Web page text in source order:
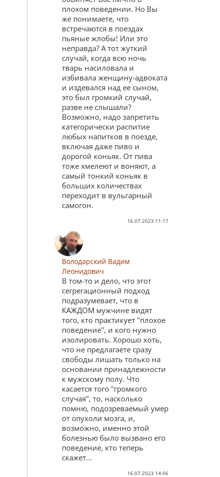
плохом поведении. Но Вы
же понимаете, что
встречаются в поездах
пьяные жлобы! Или это
неправда? А тот жуткий
случай, когда всю ночь
тварь насиловала и
избивала женщину-адвоката
и издевался над ее сыном,
это был громкий случай,
разве не слышали?
Возможно, надо запретить
категорически распитие
любых напитков в поезде,
включая даже пиво и
дорогой коньяк. От пива
тоже хмелеют и воняют, а
самый тонкий коньяк в
больших количествах
переходит в вульгарный
самогон.
16.07.2023 11:17
Володарский Вадим
Леонидович
В том-то и дело, что этот
сегрегационный подход
подразумевает, что в
КАЖДОМ мужчине видят
того, кто практикует "плохое
поведение", и кого нужно
изолировать. Хорошо хоть,
что не предлагаете сразу
свободы лишать только на
основании принадлежности
к мужскому полу. Что
касается того "громкого
случая", то, насколько
помню, подозреваемый умер
от опухоли мозга, и,
возможно, именно этой
болезнью было вызвано его
поведение, кто теперь
скажет...
16.07.2023 14:06